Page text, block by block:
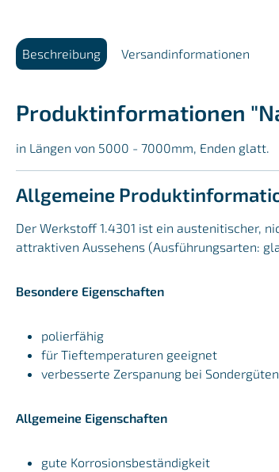
Beschreibung Versandinformationen
Produktinformationen
in Längen von 5000 - 7000mm, Enden glatt.
Allgemeine
Der Werkstoff 1.4301 ist ein austenitischer,
attraktiven Aussehens (Ausführungsarten:
Besondere Eigenschaften
polierfähig
für Tieftemperaturen geeignet
verbesserte Zerspanung bei Sondergüten
Allgemeine Eigenschaften
gute Korrosionsbeständigkeit